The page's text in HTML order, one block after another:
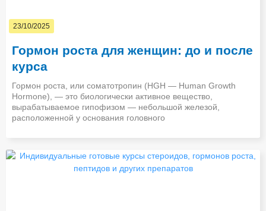
23/10/2025
Гормон роста для женщин: до и после
курса
Гормон роста, или соматотропин (HGH — Human Growth
Hormone), — это биологически активное вещество,
вырабатываемое гипофизом — небольшой железой,
расположенной у основания головного